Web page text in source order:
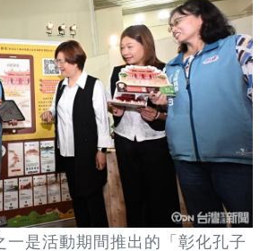
是活動期間推出的「彰化孔子